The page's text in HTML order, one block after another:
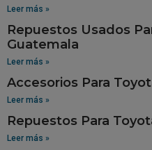
Leer más »
Repuestos Usados
Guatemala
Leer más »
Accesorios Para
Leer más »
Repuestos Para
Leer más »